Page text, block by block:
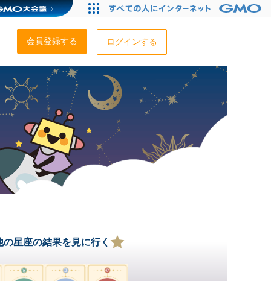
会員登録する ログインする
の星座の結果を見に行く